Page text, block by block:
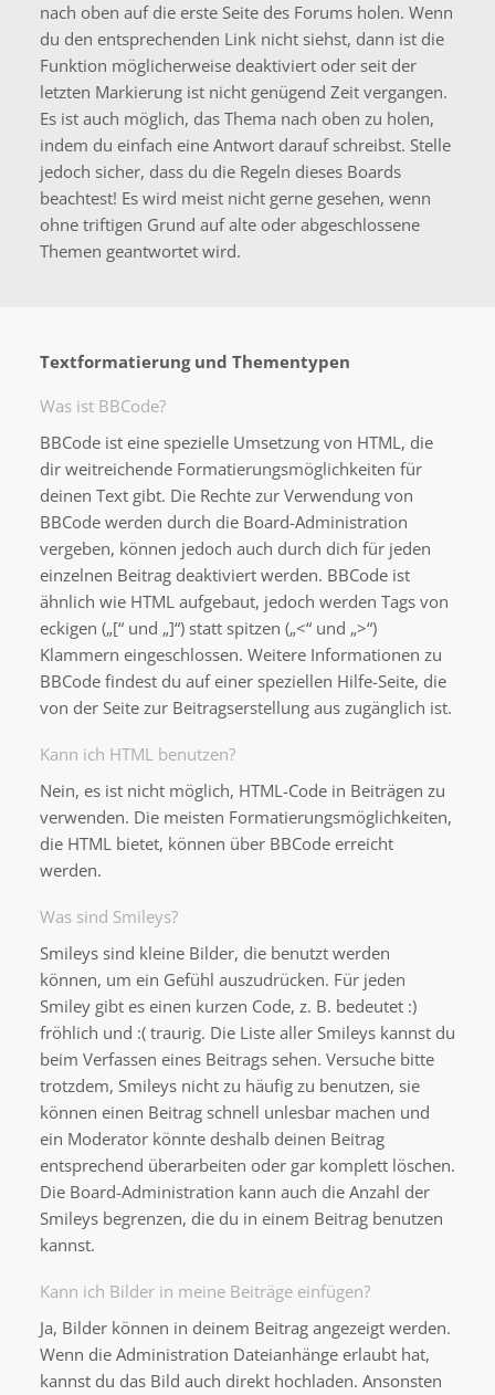
nach oben auf die erste Seite des Forums holen. Wenn
du den entsprechenden Link nicht siehst, dann ist die
Funktion möglicherweise deaktiviert oder seit der
letzten Markierung ist nicht genügend Zeit vergangen.
Es ist auch möglich, das Thema nach oben zu holen,
indem du einfach eine Antwort darauf schreibst. Stelle
jedoch sicher, dass du die Regeln dieses Boards
beachtest! Es wird meist nicht gerne gesehen, wenn
ohne triftigen Grund auf alte oder abgeschlossene
Themen geantwortet wird.
Textformatierung und Thementypen
Was ist BBCode?
BBCode ist eine spezielle Umsetzung von HTML, die
dir weitreichende Formatierungsmöglichkeiten für
deinen Text gibt. Die Rechte zur Verwendung von
BBCode werden durch die Board-Administration
vergeben, können jedoch auch durch dich für jeden
einzelnen Beitrag deaktiviert werden. BBCode ist
ähnlich wie HTML aufgebaut, jedoch werden Tags von
eckigen („[“ und „]“) statt spitzen („<“ und „>“)
Klammern eingeschlossen. Weitere Informationen zu
BBCode findest du auf einer speziellen Hilfe-Seite, die
von der Seite zur Beitragserstellung aus zugänglich ist.
Kann ich HTML benutzen?
Nein, es ist nicht möglich, HTML-Code in Beiträgen zu
verwenden. Die meisten Formatierungsmöglichkeiten,
die HTML bietet, können über BBCode erreicht
werden.
Was sind Smileys?
Smileys sind kleine Bilder, die benutzt werden
können, um ein Gefühl auszudrücken. Für jeden
Smiley gibt es einen kurzen Code, z. B. bedeutet :)
fröhlich und :( traurig. Die Liste aller Smileys kannst du
beim Verfassen eines Beitrags sehen. Versuche bitte
trotzdem, Smileys nicht zu häufig zu benutzen, sie
können einen Beitrag schnell unlesbar machen und
ein Moderator könnte deshalb deinen Beitrag
entsprechend überarbeiten oder gar komplett löschen.
Die Board-Administration kann auch die Anzahl der
Smileys begrenzen, die du in einem Beitrag benutzen
kannst.
Kann ich Bilder in meine Beiträge einfügen?
Ja, Bilder können in deinem Beitrag angezeigt werden.
Wenn die Administration Dateianhänge erlaubt hat,
kannst du das Bild auch direkt hochladen. Ansonsten